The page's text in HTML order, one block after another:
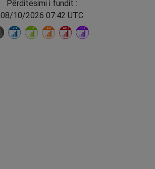
Përditësimi i fundit :
08/10/2026 07:42 UTC